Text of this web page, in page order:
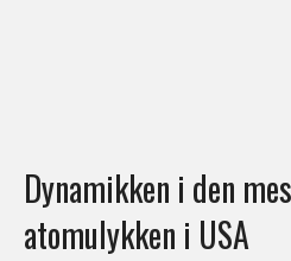
Dynamikken i den
atomulykken i USA